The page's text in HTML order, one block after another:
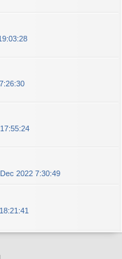
2022 7:30:49